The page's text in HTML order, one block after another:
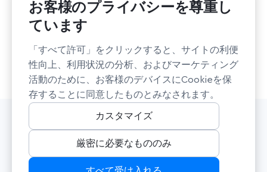
ニュースルーム
採用情報
採用情報
非営利団体への支援
© Mapbox. All rights reserved.（無断転載・複製を禁じます）
利用規約プライバシーセキュリティ
カリフォルニア州におけるプライバシーに関する選択肢
Cookie Settings
お客様のプライバシーを尊重し
ています
「すべて許可」をクリックすると、サイトの利便
性向上、利用状況の分析、およびマーケティング
活動のために、お客様のデバイスにCookieを保
存することに同意したものとみなされます。
カスタマイズ
厳密に必要なもののみ